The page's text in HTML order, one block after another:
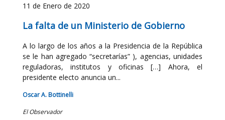
11 de Enero de 2020
La falta de un Ministerio de Gobierno
A lo largo de los años a la Presidencia de la República
se le han agregado “secretarías” ), agencias, unidades
reguladoras, institutos y oficinas […] Ahora, el
presidente electo anuncia un...
Oscar A. Bottinelli
El Observador